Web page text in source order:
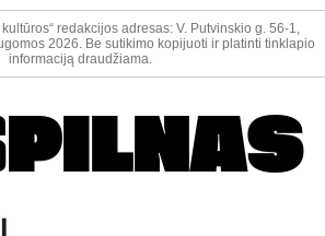
redakcijos adresas: V. Putvinskio g. 56-1,
2026. Be sutikimo kopijuoti ir platinti tinklapio
informaciją draudžiama.
PILNAS